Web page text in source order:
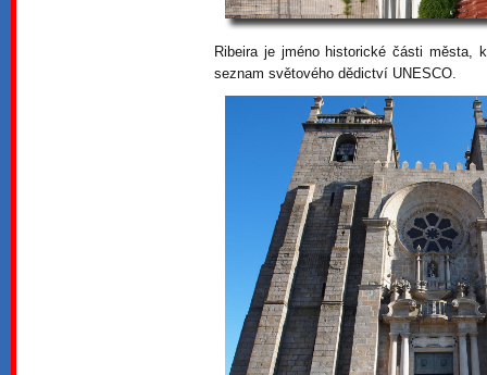
Ribeira je jméno historické části města,
seznam světového dědictví UNESCO.